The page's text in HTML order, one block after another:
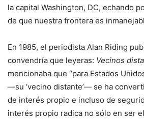
la capital Washington, DC, echando
de que nuestra frontera es
En 1985, el periodista Alan Riding
convendría que leyeras: Vecinos
mencionaba que “para Estados
—su ‘vecino distante’— se ha
de interés propio e incluso de
interés propio radica no sólo en ser